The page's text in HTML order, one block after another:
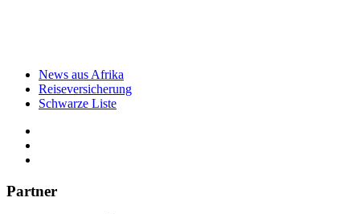
News aus Afrika
Reiseversicherung
Schwarze Liste
Partner